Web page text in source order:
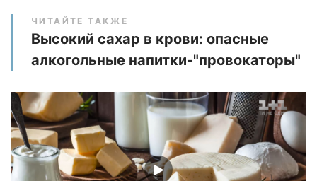
ЧИТАЙТЕ ТАКЖЕ
Высокий сахар в крови: опасные
алкогольные напитки-"провокаторы"